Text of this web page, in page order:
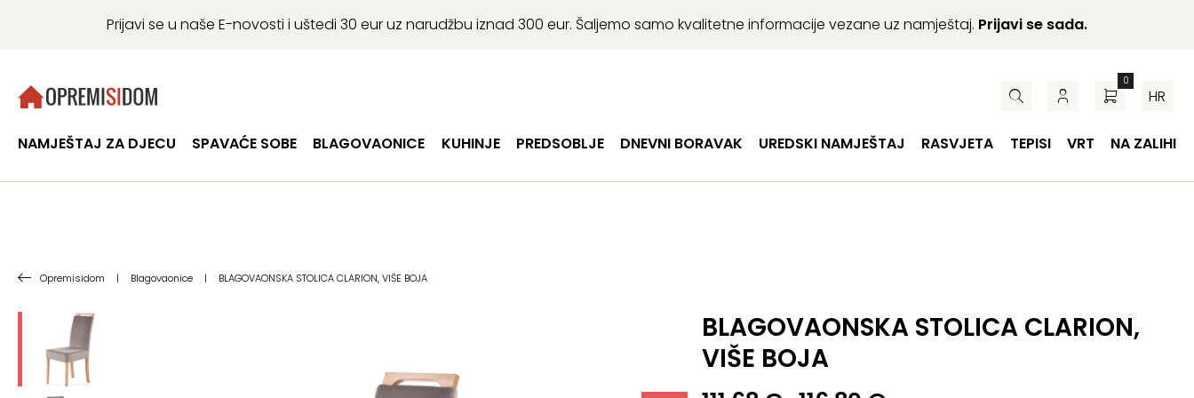
Prijavi se u naše E-novosti i uštedi 30 eur uz narudžbu iznad 300 eur. Šaljemo samo kvalitetne informacije vezane uz namještaj. Prijavi se sada.
0
HR
NAMJEŠTAJ ZA DJECU SPAVAĆE SOBE BLAGOVAONICE KUHINJE PREDSOBLJE DNEVNI BORAVAK UREDSKI NAMJEŠTAJ RASVJETA TEPISI VRT NA ZALIHI
Opremisidom | Blagovaonice | BLAGOVAONSKA STOLICA CLARION, VIŠE BOJA
BLAGOVAONSKA STOLICA CLARION,
VIŠE BOJA